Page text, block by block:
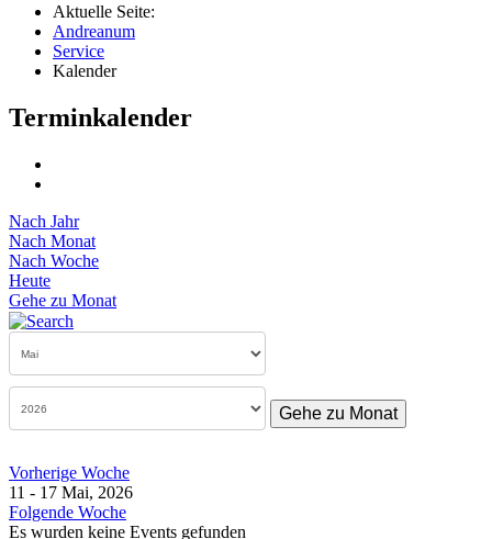
Aktuelle Seite:
Andreanum
Service
Kalender
Terminkalender
Nach Jahr
Nach Monat
Nach Woche
Heute
Gehe zu Monat
Gehe zu Monat
Vorherige Woche
11 - 17 Mai, 2026
Folgende Woche
Es wurden keine Events gefunden